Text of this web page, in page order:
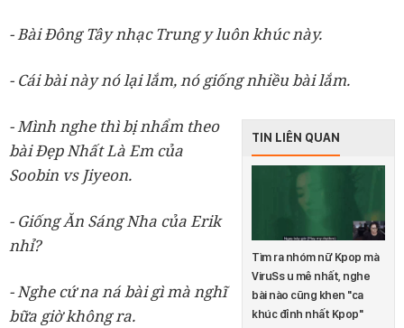
- Bài Đông Tây nhạc Trung y luôn khúc này.
- Cái bài này nó lại lắm, nó giống nhiều bài lắm.
TIN LIÊN QUAN
Tìm ra nhóm nữ Kpop mà
ViruSs u mê nhất, nghe
bài nào cũng khen "ca
khúc đỉnh nhất Kpop"
- Mình nghe thì bị nhẩm theo
bài Đẹp Nhất Là Em của
Soobin vs Jiyeon.
- Giống Ăn Sáng Nha của Erik
nhỉ?
- Nghe cứ na ná bài gì mà nghĩ
bữa giờ không ra.